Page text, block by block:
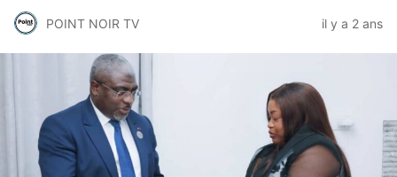
POINT NOIR TV il y a 2 ans